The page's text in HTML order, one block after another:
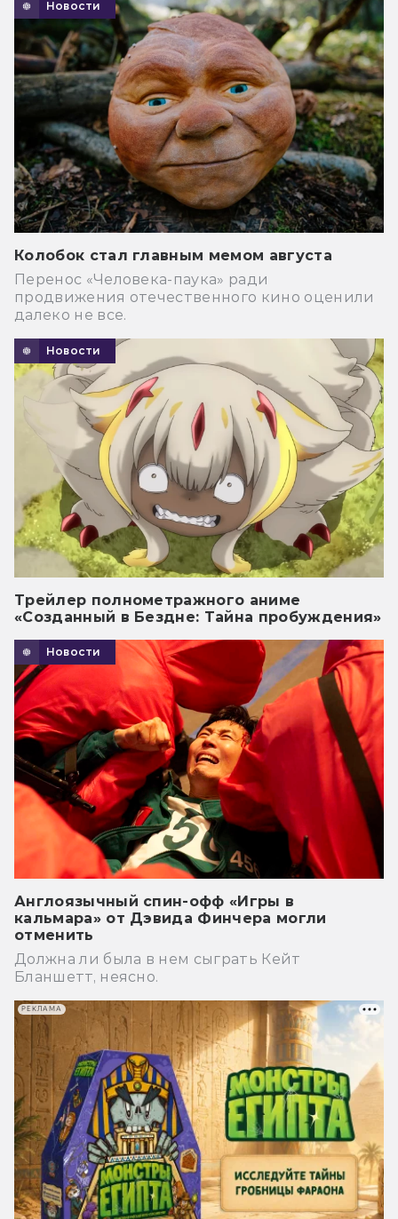
Новости
Колобок стал главным мемом августа
Перенос «Человека-паука» ради
продвижения отечественного кино оценили
далеко не все.
Новости
Трейлер полнометражного аниме
«Созданный в Бездне: Тайна пробуждения»
Новости
Англоязычный спин-офф «Игры в
кальмара» от Дэвида Финчера могли
отменить
Должна ли была в нем сыграть Кейт
Бланшетт, неясно.
РЕКЛАМА